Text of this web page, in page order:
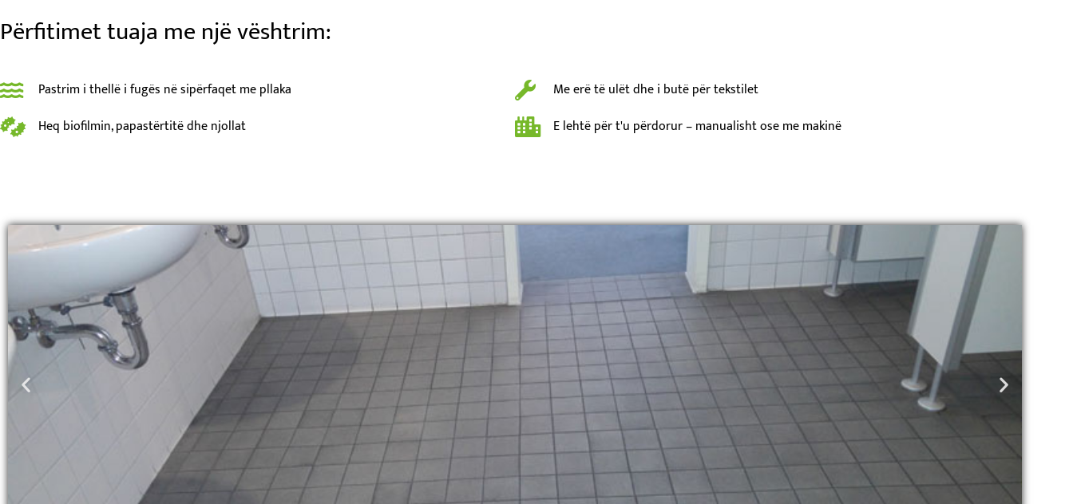
Përfitimet tuaja me një vështrim:
Pastrim i thellë i fugës në sipërfaqet me pllaka
Heq biofilmin, papastërtitë dhe njollat
Me erë të ulët dhe i butë për tekstilet
E lehtë për t'u përdorur – manualisht ose me makinë